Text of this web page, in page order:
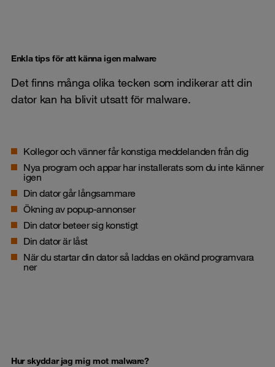
Enkla tips för att känna igen malware
Det finns många olika tecken som indikerar att din
dator kan ha blivit utsatt för malware.
Kollegor och vänner får konstiga meddelanden från dig
Nya program och appar har installerats som du inte känner
igen
Din dator går långsammare
Ökning av popup-annonser
Din dator beteer sig konstigt
Din dator är låst
När du startar din dator så laddas en okänd programvara
ner
Hur skyddar jag mig mot malware?